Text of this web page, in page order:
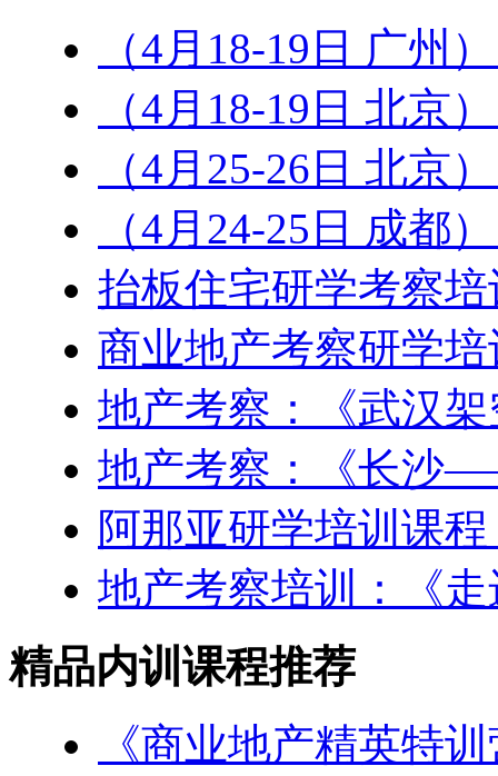
（4月18-19日 广州
（4月18-19日 北京
（4月25-26日 北京
（4月24-25日 成都
抬板住宅研学考察
商业地产考察研学
地产考察：《武汉
地产考察：《长沙
阿那亚研学培训课
地产考察培训：《
精品内训课程推荐
《商业地产精英特